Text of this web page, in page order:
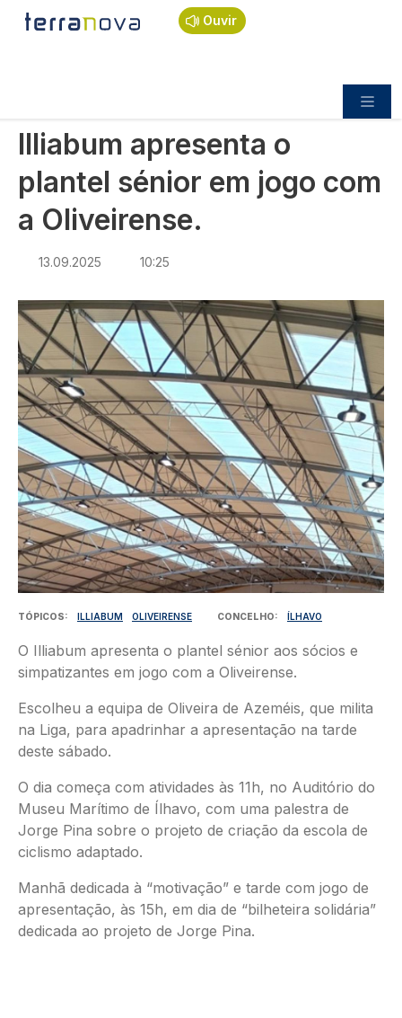
Passar para o conteúdo principal
Ouvir
Navegação estrutural
Início
Desporto
Illiabum apresenta o plantel sénior em jogo com a
Illiabum apresenta o
plantel sénior em jogo com
a Oliveirense.
13.09.2025 10:25
Imagem
TÓPICOS ILLIABUM OLIVEIRENSE CONCELHO ÍLHAVO
O Illiabum apresenta o plantel sénior aos sócios e
simpatizantes em jogo com a Oliveirense.
Escolheu a equipa de Oliveira de Azeméis, que milita
na Liga, para apadrinhar a apresentação na tarde
deste sábado.
O dia começa com atividades às 11h, no Auditório do
Museu Marítimo de Ílhavo, com uma palestra de
Jorge Pina sobre o projeto de criação da escola de
ciclismo adaptado.
Manhã dedicada à “motivação” e tarde com jogo de
apresentação, às 15h, em dia de “bilheteira solidária”
dedicada ao projeto de Jorge Pina.